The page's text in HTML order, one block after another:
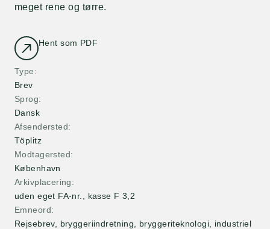
Hent som PDF
Type
Brev
Sprog
Dansk
Afsendersted
Töplitz
Modtagersted
København
Arkivplacering
uden eget FA-nr., kasse F 3,2
Emneord
Rejsebrev, bryggeriindretning, bryggeriteknologi, industriel
meget rene og tørre.